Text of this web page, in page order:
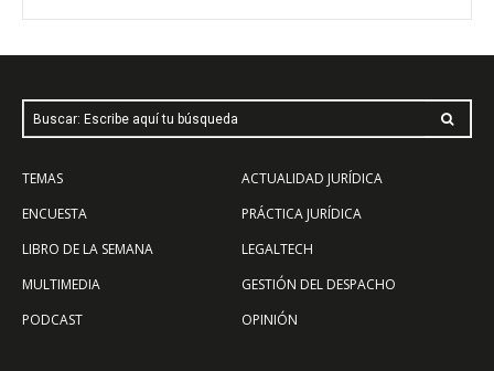
Buscar: Escribe aquí tu búsqueda
TEMAS
ENCUESTA
LIBRO DE LA SEMANA
MULTIMEDIA
PODCAST
ACTUALIDAD JURÍDICA
PRÁCTICA JURÍDICA
LEGALTECH
GESTIÓN DEL DESPACHO
OPINIÓN